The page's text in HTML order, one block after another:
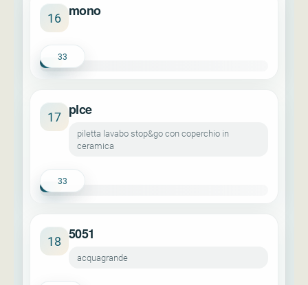
16 mono
33
17 plce
piletta lavabo stop&go con coperchio in
ceramica
33
18 5051
acquagrande